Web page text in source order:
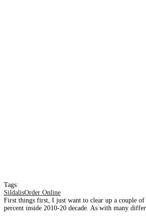
Tags:
SildalisOrder Online
First things first, I just want to clear up a couple
percent inside 2010-20 decade. As with many